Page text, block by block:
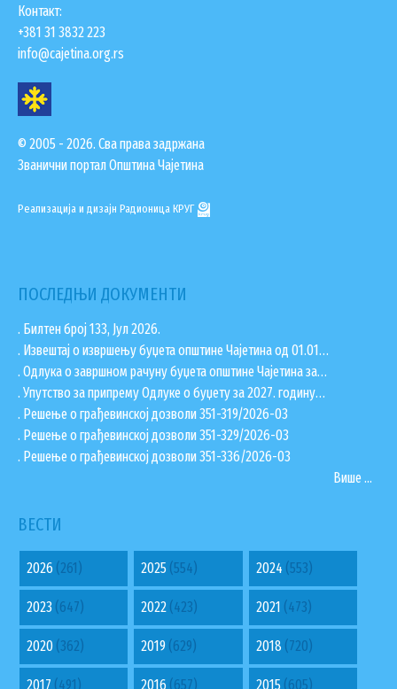
SEARCH
FORM
ПРЕТРАЖИ
Контакт:
+381 31 3832 223
info@cajetina.org.rs
© 2005 - 2026. Сва права задржана
Званични портал Општина Чајетина
Реализација и дизајн Радионица КРУГ
ПОСЛЕДЊИ ДОКУМЕНТИ
. Билтен број 133, Јул 2026.
. Извештај о извршењу буџета општине Чајетина од 01.01…
. Одлука о завршном рачуну буџета општине Чајетина за…
. Упутство за припрему Одлуке о буџету за 2027. годину…
. Решење о грађевинској дозволи 351-319/2026-03
. Решење о грађевинској дозволи 351-329/2026-03
. Решење о грађевинској дозволи 351-336/2026-03
Више ...
ВЕСТИ
2026 (261) 2025 (554) 2024 (553)
2023 (647) 2022 (423) 2021 (473)
2020 (362) 2019 (629) 2018 (720)
2017 (491) 2016 (657) 2015(605)